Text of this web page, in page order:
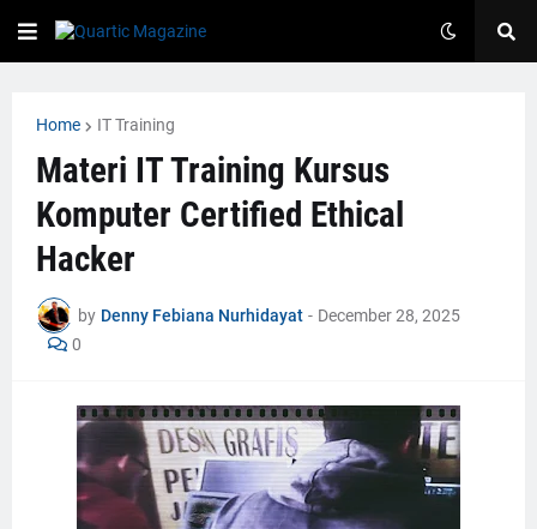
Home IT Training
Materi IT Training Kursus
Komputer Certified Ethical
Hacker
by Denny Febiana Nurhidayat - December 28, 2025
0